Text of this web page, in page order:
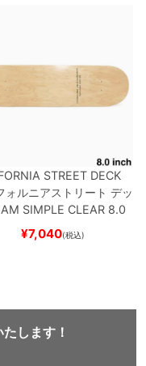
STREET DECK
ォルニアストリート デッ
SIMPLE CLEAR 8.0
ク（DSM）
ケボー
¥7,040(税込)
します！